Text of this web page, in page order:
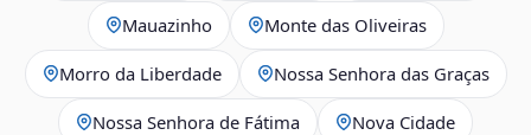
Mauazinho Monte das Oliveiras
Morro da Liberdade Nossa Senhora das Graças
Nossa Senhora de Fátima Nova Cidade